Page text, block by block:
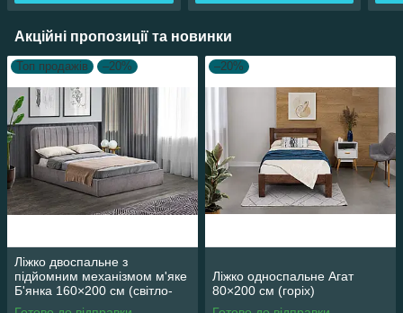
Акційні пропозиції та новинки
Топ продажів –20%
Ліжко двоспальне з
підйомним механізмом м'яке
Б'янка 160×200 см (світло-
сіре)
–20%
Ліжко односпальне Агат
80×200 см (горіх)